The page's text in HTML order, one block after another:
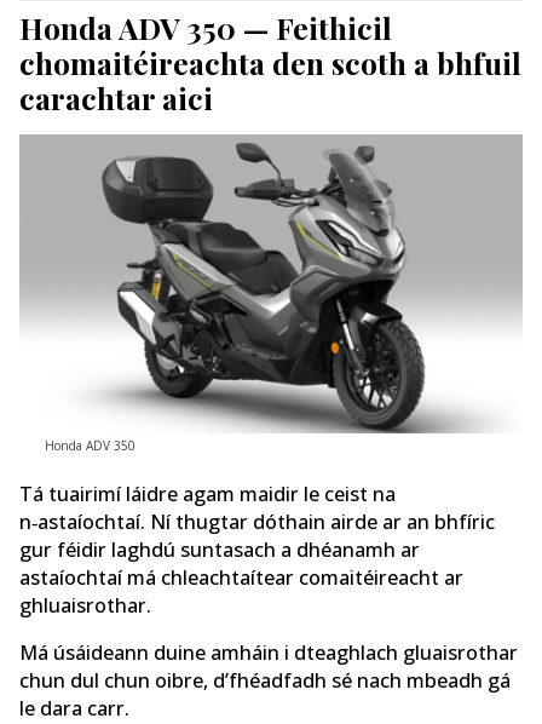
Honda ADV 350 — Feithicil
chomaitéireachta den scoth a bhfuil
carachtar aici
Honda ADV 350
Tá tuairimí láidre agam maidir le ceist na
n‑astaíochtaí. Ní thugtar dóthain airde ar an bhfíric
gur féidir laghdú suntasach a dhéanamh ar
astaíochtaí má chleachtaítear comaitéireacht ar
ghluaisrothar.
Má úsáideann duine amháin i dteaghlach gluaisrothar
chun dul chun oibre, d’fhéadfadh sé nach mbeadh gá
le dara carr.